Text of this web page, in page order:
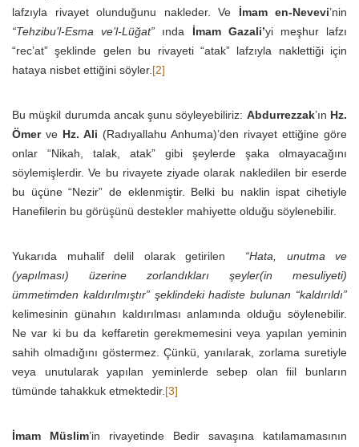
lafzıyla rivayet olunduğunu nakleder. Ve İmam en-Nevevi’nin
“Tehzibu’l-Esma ve’l-Lüğat” ında İmam Gazali’yi meşhur lafzı
“rec’at” şeklinde gelen bu rivayeti “atak” lafzıyla naklettiği için
hataya nisbet ettiğini söyler. [2]
Bu müşkil durumda ancak şunu söyleyebiliriz: Abdurrezzak’ın Hz.
Ömerve Hz. Ali (Radıyallahu Anhuma)’den rivayet ettiğine göre
onlar “Nikah, talak, atak” gibi şeylerde şaka olmayacağını
söylemişlerdir. Ve bu rivayete ziyade olarak nakledilen bir eserde
bu üçüne “Nezir” de eklenmiştir. Belki bu naklin ispat cihetiyle
Hanefilerin bu görüşünü destekler mahiyette olduğu söylenebilir.
Yukarıda muhalif delil olarak getirilen
“Hata, unutma ve
(yapılması) üzerine zorlandıkları şeyler(in mesuliyeti)
ümmetimden kaldırılmıştır” şeklindeki hadiste bulunan “kaldırıldı”
kelimesinin günahın kaldırılması anlamında olduğu söylenebilir.
Ne var ki bu da keffaretin gerekmemesini veya yapılan yeminin
sahih olmadığını göstermez. Çünkü, yanılarak, zorlama suretiyle
veya unutularak yapılan yeminlerde sebep olan fiil bunların
tümünde tahakkuk etmektedir. [3]
İmam Müslim’in rivayetinde Bedir savaşına katılamamasının